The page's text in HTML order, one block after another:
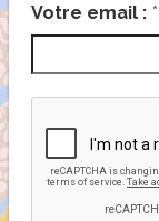
Votre email : *